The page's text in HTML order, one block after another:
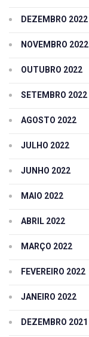
DEZEMBRO 2022
NOVEMBRO 2022
OUTUBRO 2022
SETEMBRO 2022
AGOSTO 2022
JULHO 2022
JUNHO 2022
MAIO 2022
ABRIL 2022
MARÇO 2022
FEVEREIRO 2022
JANEIRO 2022
DEZEMBRO 2021